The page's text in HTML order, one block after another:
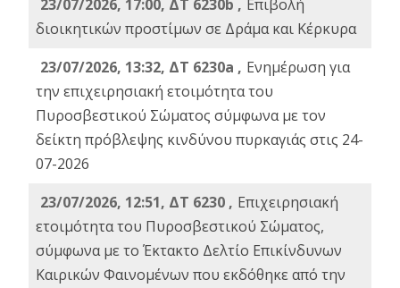
23/07/2026, 17:00, ΔΤ 6230b , Επιβολή
διοικητικών προστίμων σε Δράμα και Κέρκυρα
23/07/2026, 13:32, ΔΤ 6230a , Ενημέρωση για
την επιχειρησιακή ετοιμότητα του
Πυροσβεστικού Σώματος σύμφωνα με τον
δείκτη πρόβλεψης κινδύνου πυρκαγιάς στις 24-
07-2026
23/07/2026, 12:51, ΔΤ 6230 , Επιχειρησιακή
ετοιμότητα του Πυροσβεστικού Σώματος,
σύμφωνα με το Έκτακτο Δελτίο Επικίνδυνων
Καιρικών Φαινομένων που εκδόθηκε από την